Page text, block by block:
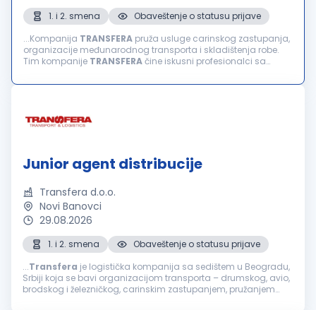
1. i 2. smena
Obaveštenje o statusu prijave
...Kompanija TRANSFERA pruža usluge carinskog zastupanja,
organizacije međunarodnog transporta i skladištenja robe.
Tim kompanije TRANSFERAčine iskusni profesionalci sa
prednosti kompanije...
Junior agent distribucije
Transfera d.o.o.
Novi Banovci
29.08.2026
1. i 2. smena
Obaveštenje o statusu prijave
...Transfera je logistička kompanija sa sedištem u Beogradu,
Srbiji koja se bavi organizacijom transporta – drumskog, avio,
brodskog i železničkog, carinskim zastupanjem, pružanjem